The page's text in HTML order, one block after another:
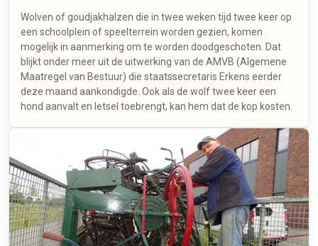
Wolven of goudjakhalzen die in twee weken tijd twee keer op
een schoolplein of speelterrein worden gezien, komen
mogelijk in aanmerking om te worden doodgeschoten. Dat
blijkt onder meer uit de uitwerking van de AMVB (Algemene
Maatregel van Bestuur) die staatssecretaris Erkens eerder
deze maand aankondigde. Ook als de wolf twee keer een
hond aanvalt en letsel toebrengt, kan hem dat de kop kosten.